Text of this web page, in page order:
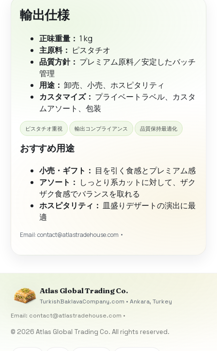
輸出仕様
正味重量： 1 kg
主原料： ピスタチオ
品質方針： プレミアム原料／安定したバッチ
管理
用途： 卸売、小売、ホスピタリティ
カスタマイズ： プライベートラベル、カスタ
ムアソート、包装
ピスタチオ重視 輸出コンプライアンス 品質保持最適化
おすすめ用途
小売・ギフト： 目を引く食感とプレミアム感
アソート： しっとり系カットに対して、ザク
ザク食感でバランスを取れる
ホスピタリティ： 皿盛りデザートの演出に最
適
Email:contact@atlastradehouse.com •
Atlas Global Trading Co.
TurkishBaklavaCompany.com • Ankara, Turkey
Email: contact@atlastradehouse.com •
© 2026 Atlas Global Trading Co. All rights reserved.